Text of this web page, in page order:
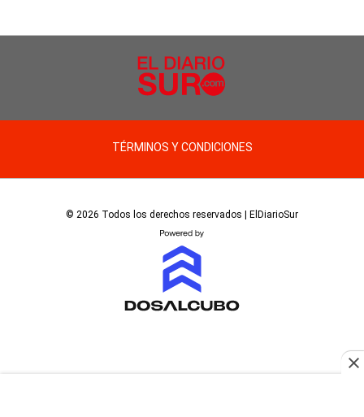
TÉRMINOS Y CONDICIONES
© 2026 Todos los derechos reservados | ElDiarioSur